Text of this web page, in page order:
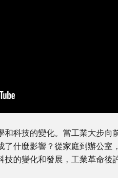
和科技的變化。當工業大步向
了什麼影響？從家庭到辦公室
技的變化和發展，工業革命後